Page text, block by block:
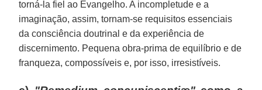
torná-la fiel ao Evangelho. A incompletude e a
imaginação, assim, tornam-se requisitos essenciais
da consciência doutrinal e da experiência de
discernimento. Pequena obra-prima de equilíbrio e de
franqueza, compossíveis e, por isso, irresistíveis.